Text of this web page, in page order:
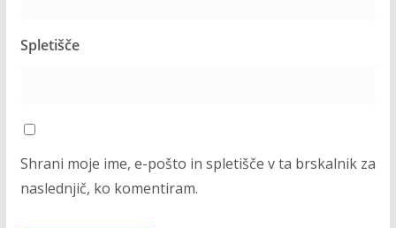
Spletišče
Shrani moje ime, e-pošto in spletišče v ta brskalnik za
naslednjič, ko komentiram.